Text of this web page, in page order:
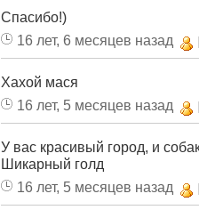
Спасибо!)
16 лет, 6 месяцев назад
Хахой мася
16 лет, 5 месяцев назад
У вас красивый город, и
Шикарный голд
16 лет, 5 месяцев назад